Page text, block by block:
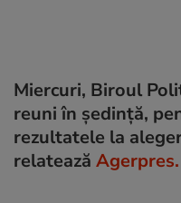
Miercuri, Biroul
reuni în ședință,
rezultatele la
relatează Agerpres.